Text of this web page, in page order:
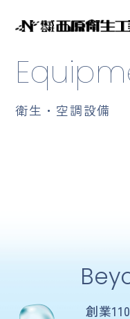
本文にスキップ
衛生・空調設備
創業